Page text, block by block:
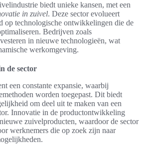
biedt unieke kansen, met een
in zuivel. Deze sector evolueert
op technologische ontwikkelingen die de
Bedrijven zoals
in nieuwe technologieën, wat
werkomgeving.
de sector
een constante expansie, waarbij
worden toegepast. Dit biedt
om deel uit te maken van een
Innovatie in de productontwikkeling
zuivelproducten, waardoor de sector
werknemers die op zoek zijn naar